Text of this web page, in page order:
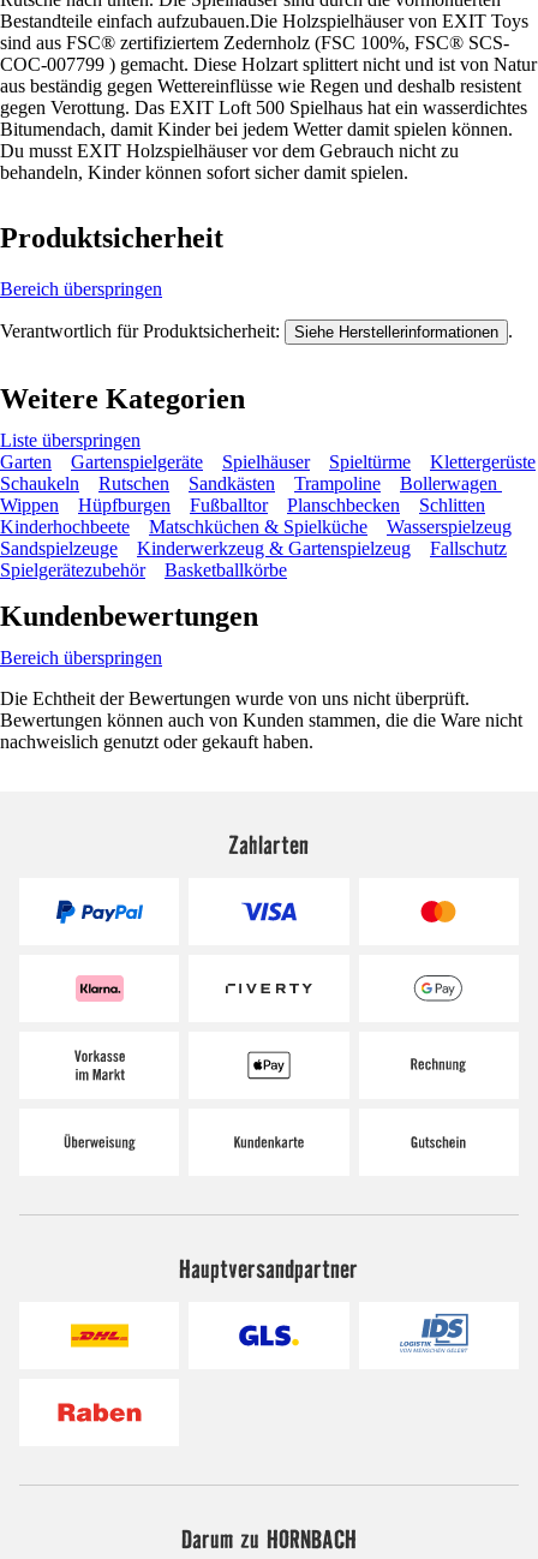
Bestandteile einfach aufzubauen.Die Holzspielhäuser von EXIT Toys
sind aus FSC® zertifiziertem Zedernholz (FSC 100%, FSC® SCS-
COC-007799 ) gemacht. Diese Holzart splittert nicht und ist von Natur
aus beständig gegen Wettereinflüsse wie Regen und deshalb resistent
gegen Verottung. Das EXIT Loft 500 Spielhaus hat ein wasserdichtes
Bitumendach, damit Kinder bei jedem Wetter damit spielen können.
Du musst EXIT Holzspielhäuser vor dem Gebrauch nicht zu
behandeln, Kinder können sofort sicher damit spielen.
Produktsicherheit
Bereich überspringen
Verantwortlich für Produktsicherheit: Siehe Herstellerinformationen .
Weitere Kategorien
Liste überspringen
Garten
Gartenspielgeräte Spielhäuser Spieltürme
Klettergerüste
Schaukeln
Rutschen Sandkästen Trampoline
Bollerwagen
Wippen
Hüpfburgen Fußballtor Planschbecken
Schlitten
Kinderhochbeete
Matschküchen & Spielküche
Wasserspielzeug
Sandspielzeuge
Kinderwerkzeug & Gartenspielzeug
Fallschutz
Spielgerätezubehör
Basketballkörbe
Kundenbewertungen
Bereich überspringen
Die Echtheit der Bewertungen wurde von uns nicht überprüft.
Bewertungen können auch von Kunden stammen, die die Ware nicht
nachweislich genutzt oder gekauft haben.
Zahlarten
Hauptversandpartner
Darum zu HORNBACH